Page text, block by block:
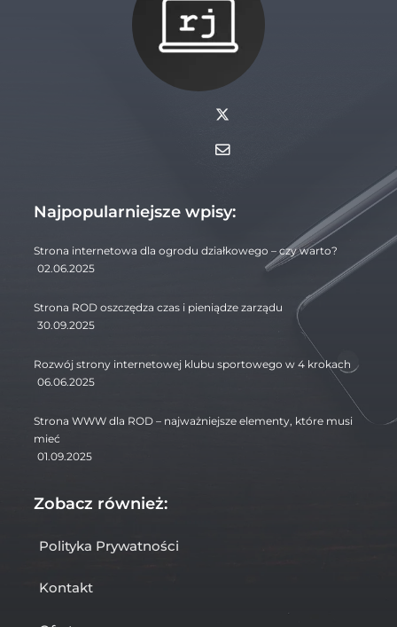
Najpopularniejsze wpisy:
Strona internetowa dla ogrodu działkowego – czy warto?
02.06.2025
Strona ROD oszczędza czas i pieniądze zarządu
30.09.2025
Rozwój strony internetowej klubu sportowego w 4 krokach
06.06.2025
Strona WWW dla ROD – najważniejsze elementy, które musi
mieć
01.09.2025
Zobacz również:
Polityka Prywatności
Kontakt